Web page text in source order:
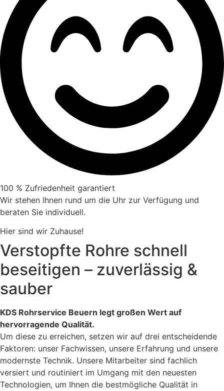
100 % Zufriedenheit garantiert
Wir stehen Ihnen rund um die Uhr zur Verfügung und
beraten Sie individuell.
Hier sind wir Zuhause!
Verstopfte Rohre schnell
beseitigen – zuverlässig &
sauber
KDS Rohrservice Beuern legt großen Wert auf
hervorragende Qualität.
Um diese zu erreichen, setzen wir auf drei entscheidende
Faktoren: unser Fachwissen, unsere Erfahrung und unsere
modernste Technik. Unsere Mitarbeiter sind fachlich
versiert und routiniert im Umgang mit den neuesten
Technologien, um Ihnen die bestmögliche Qualität in